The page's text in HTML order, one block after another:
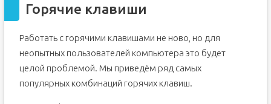
Горячие клавиши
Работать с горячими клавишами не ново, но для
неопытных пользователей компьютера это будет
целой проблемой. Мы приведём ряд самых
популярных комбинаций горячих клавиш.